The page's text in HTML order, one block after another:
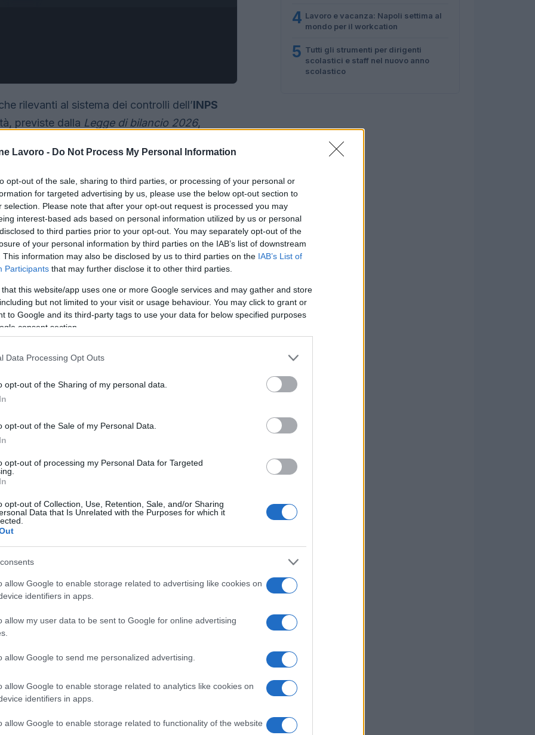
Lavoro - Do Not Process My Personal Information
opt-out of the sale, sharing to third parties, or processing of your personal or
for targeted advertising by us, please use the below opt-out section to
selection. Please note that after your opt-out request is processed you may
interest-based ads based on personal information utilized by us or personal
to third parties prior to your opt-out. You may separately opt-out of the
of your personal information by third parties on the IAB’s list of downstream
This information may also be disclosed by us to third parties on the IAB’s List of
Participants that may further disclose it to other third parties.
that this website/app uses one or more Google services and may gather and store
but not limited to your visit or usage behaviour. You may click to grant or
to Google and its third-party tags to use your data for below specified purposes
consent section.
Data Processing Opt Outs
opt-out of the Sharing of my personal data.
opt-out of the Sale of my Personal Data.
opt-out of processing my Personal Data for Targeted
opt-out of Collection, Use, Retention, Sale, and/or Sharing
Data that Is Unrelated with the Purposes for which it
allow Google to enable storage related to advertising like cookies on
identifiers in apps.
allow my user data to be sent to Google for online advertising
allow Google to send me personalized advertising.
allow Google to enable storage related to analytics like cookies on
identifiers in apps.
allow Google to enable storage related to functionality of the website
rilevanti al sistema dei controlli dell’INPS
previste dalla Legge di bilancio 2026,
e rapide, uniformando regole che in
ingiustificate attraverso un aumento
e l’adozione di strumenti digitali che
vengono esposte le principali disposizioni
i lavoratori.
tra settori
le
e privato: tutti i lavoratori assenti per
e i fine settimana, salvo diverse
da orientamenti giurisprudenziali che
tra categorie. L’intento legislativo è quindi
i controlli più lineari: il risultato è una
di contratto.
4 Lavoro e vacanza: Napoli settima al
mondo per il workcation
5 Tutti gli strumenti per dirigenti
scolastici e staff nel nuovo anno
scolastico